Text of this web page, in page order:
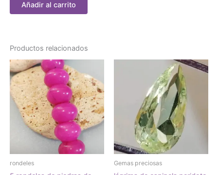
Añadir al carrito
Productos relacionados
rondeles Gemas preciosas